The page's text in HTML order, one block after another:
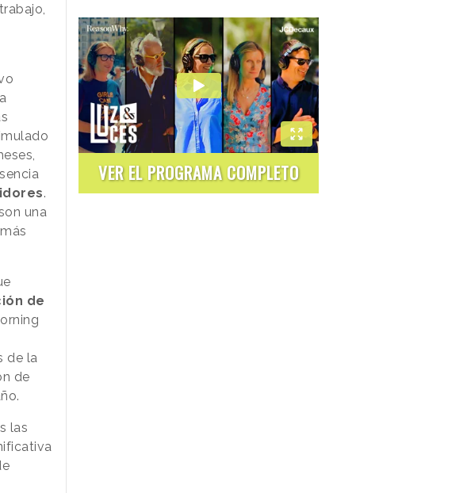
.
una
de
de la
de
las
VER EL PROGRAMA COMPLETO